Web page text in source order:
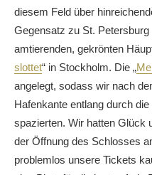
diesem Feld über
Gegensatz zu St.
amtierenden, gekrönten
slottet“ in Stockholm. Die „
angelegt, sodass wir nach
Hafenkante entlang durch
spazierten. Wir hatten Glück
der Öffnung des Schlosses
problemlos unsere Tickets